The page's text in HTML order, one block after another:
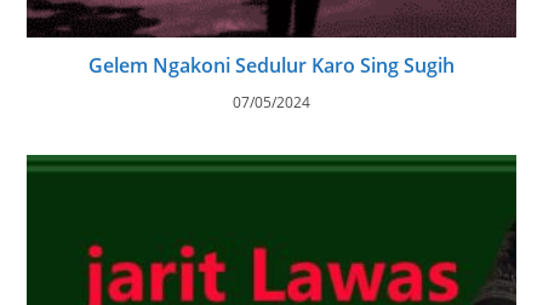
Gelem Ngakoni Sedulur Karo Sing Sugih
07/05/2024